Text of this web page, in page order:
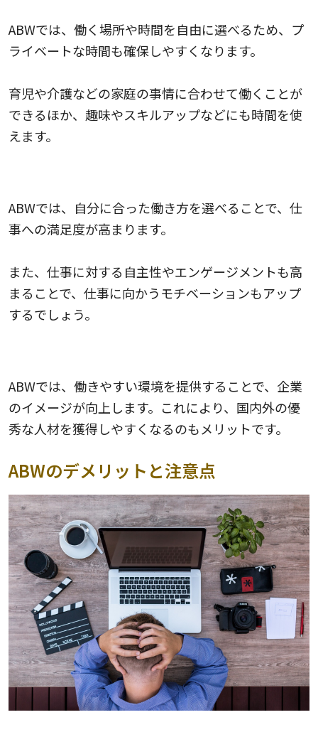
ABWでは、働く場所や時間を自由に選べるため、プ
ライベートな時間も確保しやすくなります。
育児や介護などの家庭の事情に合わせて働くことが
できるほか、趣味やスキルアップなどにも時間を使
えます。
ABWでは、自分に合った働き方を選べることで、仕
事への満足度が高まります。
また、仕事に対する自主性やエンゲージメントも高
まることで、仕事に向かうモチベーションもアップ
するでしょう。
ABWでは、働きやすい環境を提供することで、企業
のイメージが向上します。これにより、国内外の優
秀な人材を獲得しやすくなるのもメリットです。
ABWのデメリットと注意点